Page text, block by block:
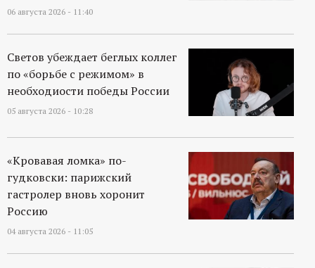
06 августа 2026 - 11:40
Светов убеждает беглых коллег
по «борьбе с режимом» в
необходиости победы России
05 августа 2026 - 10:28
«Кровавая ломка» по-
гудковски: парижский
гастролер вновь хоронит
Россию
04 августа 2026 - 11:05